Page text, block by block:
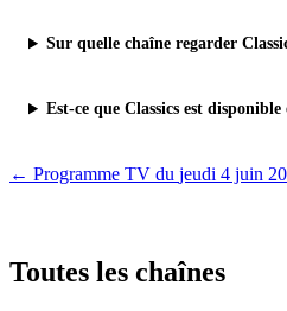
Sur quelle chaîne regarder
Est-ce que Classics est
← Programme TV du jeudi 4 juin
Toutes les chaînes